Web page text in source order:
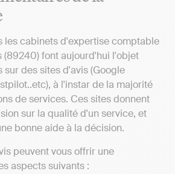
les cabinets d'expertise comptable
(89240) font aujourd'hui l'objet
sur des sites d'avis (Google
à l'instar de la majorité
de services. Ces sites donnent
sur la qualité d'un service, et
bonne aide à la décision.
peuvent vous offrir une
aspects suivants :